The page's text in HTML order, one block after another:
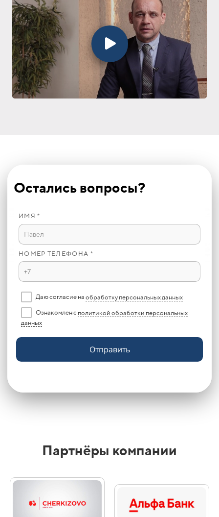
Остались вопросы?
ИМЯ *
НОМЕР ТЕЛЕФОНА *
Даю согласие на обработку персональных данных
Ознакомлен с политикой обработки персональных
данных
Отправить
Партнёры компании